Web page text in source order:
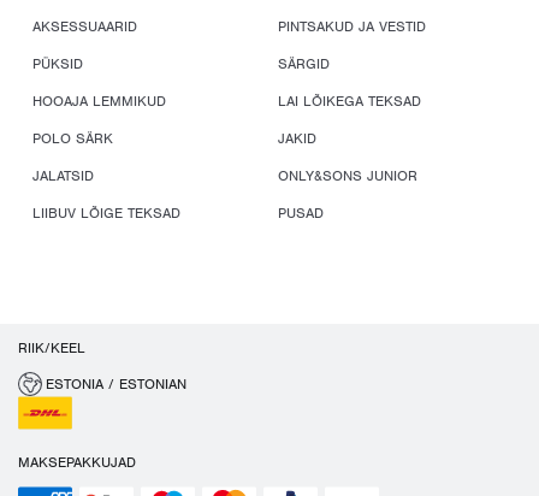
AKSESSUAARID
PINTSAKUD JA VESTID
PÜKSID
SÄRGID
HOOAJA LEMMIKUD
LAI LÕIKEGA TEKSAD
POLO SÄRK
JAKID
JALATSID
ONLY&SONS JUNIOR
LIIBUV LÕIGE TEKSAD
PUSAD
RIIK/KEEL
ESTONIA / ESTONIAN
MAKSEPAKKUJAD